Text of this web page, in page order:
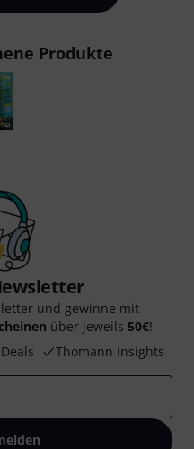
Produkte
und gewinne mit
über jeweils 50€!
Deals Thomann Insights